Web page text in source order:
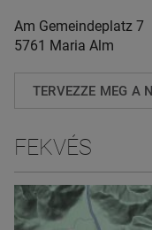
Am Gemeindeplatz 7
5761 Maria Alm
TERVEZZE MEG A
FEKVÉS